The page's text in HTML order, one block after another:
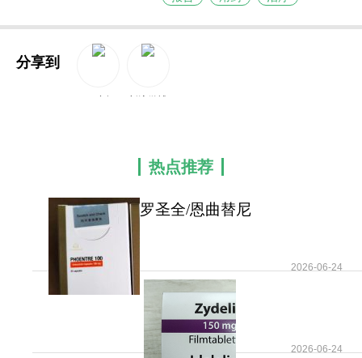
分享到
QQ空间 新浪微博
热点推荐
罗圣全/恩曲替尼
2026-06-24
2026-06-24